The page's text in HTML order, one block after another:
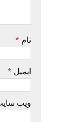
نام *
ایمیل *
ویب